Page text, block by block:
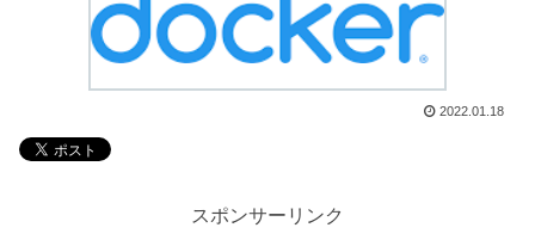
2022.01.18
スポンサーリンク